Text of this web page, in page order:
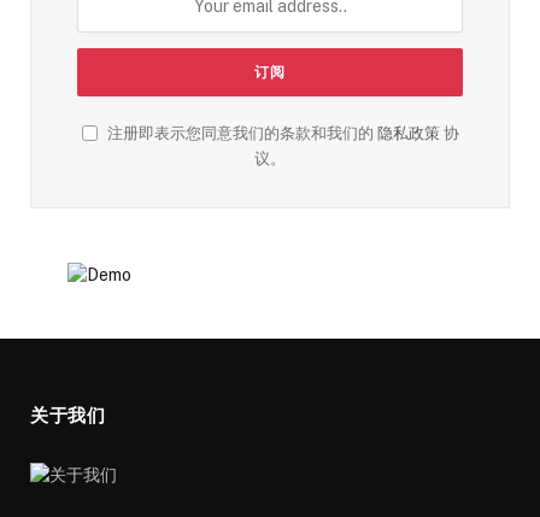
注册即表示您同意我们的条款和我们的 隐私政策协
议。
关于我们